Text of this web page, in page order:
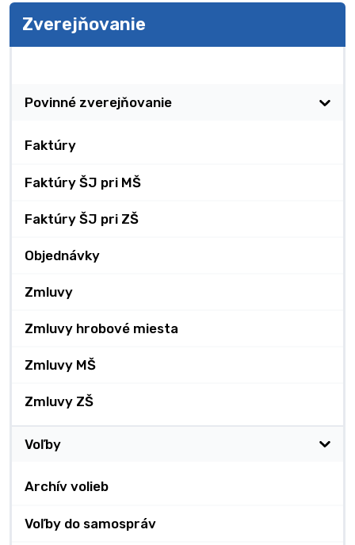
Zverejňovanie
Povinné zverejňovanie
Faktúry
Faktúry ŠJ pri MŠ
Faktúry ŠJ pri ZŠ
Objednávky
Zmluvy
Zmluvy hrobové miesta
Zmluvy MŠ
Zmluvy ZŠ
Voľby
Archív volieb
Voľby do samospráv